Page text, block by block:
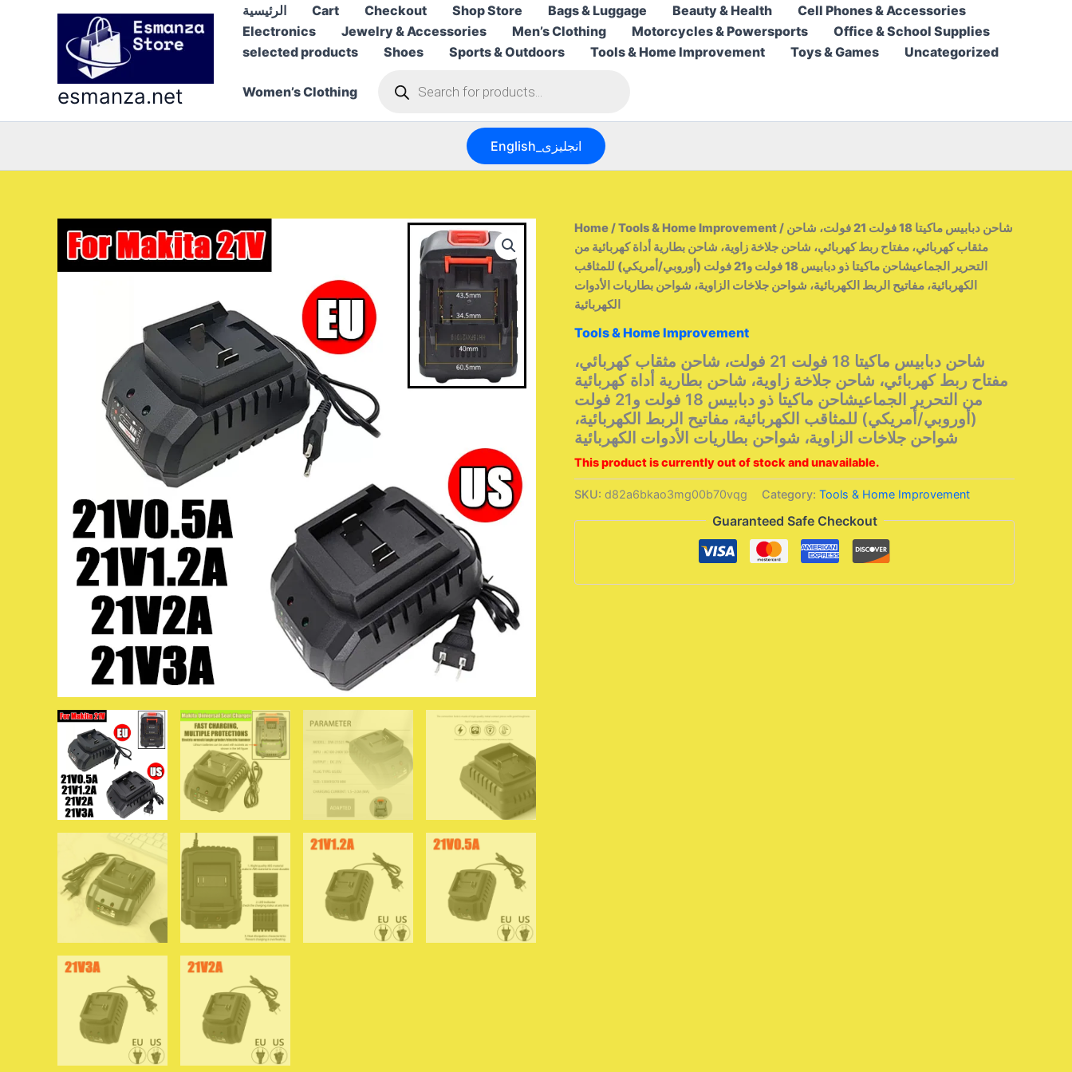
esmanza.net
الرئيسية Cart Checkout Shop Store Bags & Luggage Beauty & Health
Cell Phones & Accessories
Electronics
Jewelry & Accessories Men’s Clothing Motorcycles & Powersports
Office & School Supplies
selected products
Shoes Sports & Outdoors Tools & Home Improvement Toys & Games Uncategorized
Women’s Clothing
search
English_انجليزى
Home/Tools & Home Improvement/ شاحن دبابيس ماكيتا 18 فولت 21 فولت، شاحن
مثقاب كهربائي، مفتاح ربط كهربائي، شاحن جلاخة زاوية، شاحن بطارية أداة كهربائية من
التحرير الجماعيشاحن ماكيتا ذو دبابيس 18 فولت و21 فولت (أوروبي/أمريكي) للمثاقب
الكهربائية، مفاتيح الربط الكهربائية، شواحن جلاخات الزاوية، شواحن بطاريات الأدوات
الكهربائية
Tools & Home Improvement
شاحن دبابيس ماكيتا 18 فولت 21 فولت، شاحن مثقاب كهربائي،
مفتاح ربط كهربائي، شاحن جلاخة زاوية، شاحن بطارية أداة كهربائية
من التحرير الجماعيشاحن ماكيتا ذو دبابيس 18 فولت و21 فولت
(أوروبي/أمريكي) للمثاقب الكهربائية، مفاتيح الربط الكهربائية،
شواحن جلاخات الزاوية، شواحن بطاريات الأدوات الكهربائية
This product is currently out of stock and unavailable.
SKU: d82a6bkao3mg00b70vqg Category: Tools & Home Improvement
Guaranteed Safe Checkout